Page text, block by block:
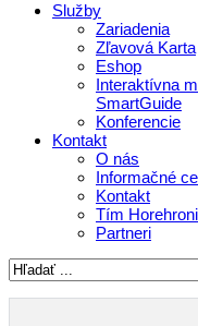
Služby
Zariadenia
Zľavová Karta
Eshop
Interaktívna
SmartGuide
Konferencie
Kontakt
O nás
Informačné
Kontakt
Tím
Partneri